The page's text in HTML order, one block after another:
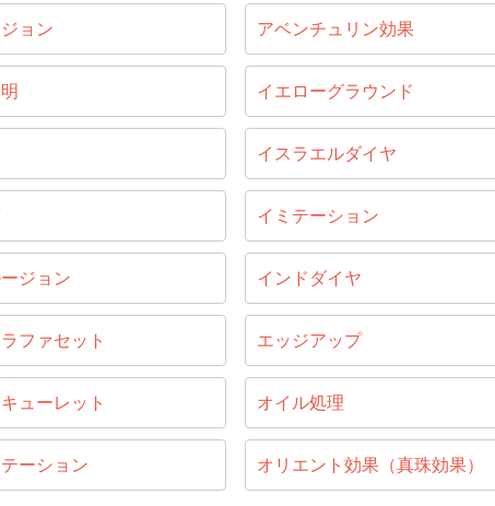
ョン アベンチュリン効果
イエローグラウンド
イスラエルダイヤ
イミテーション
ジョン インドダイヤ
ファセット エッジアップ
ューレット オイル処理
ーション オリエント効果（真珠効果）